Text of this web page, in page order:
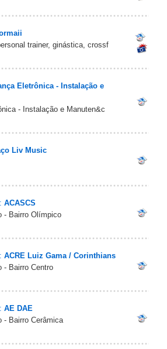
trainer, ginástica, crossf
Eletrônica - Instalação e
- Instalação e Manuten&c
Liv Music
ACASCS
- Bairro Olímpico
ACRE Luiz Gama / Corinthians
- Bairro Centro
AE DAE
- Bairro Cerâmica